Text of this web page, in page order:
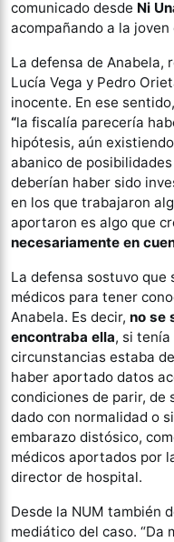
comunicado desde Ni
acompañando a la
La defensa de Anabela,
Lucía Vega y Pedro
inocente. En ese
“la fiscalía parecería
hipótesis, aún
abanico de
deberían haber sido
en los que trabajaron
aportaron es algo que
necesariamente en
La defensa sostuvo
médicos para tener
Anabela. Es decir, no se
encontraba ella, si
circunstancias estaba
haber aportado datos
condiciones de parir, de
dado con normalidad o
embarazo distósico,
médicos aportados por
director de hospital.
Desde la NUM también
mediático del caso. “Da